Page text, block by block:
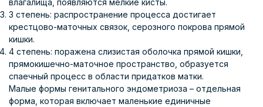
влагалища, появляются мелкие кисты.
3 степень: распространение процесса достигает
крестцово-маточных связок, серозного покрова прямой
кишки.
4 степень: поражена слизистая оболочка прямой кишки,
прямокишечно-маточное пространство, образуется
спаечный процесс в области придатков матки.
Малые формы генитального эндометриоза – отдельная
форма, которая включает маленькие единичные